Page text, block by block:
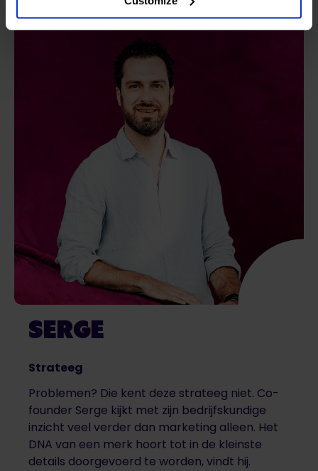
SERGE
Strateeg
Problemen? Die kent deze strateeg niet. Co-
founder Serge kijkt met zijn bedrijfskundige
inzicht veel verder dan marketing alleen. Het
DNA van een merk hoort tot in de kleinste
details doorgevoerd te worden, vindt hij.